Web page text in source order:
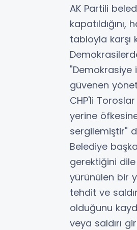
AK Partili
tabloyla karşı
"Demokrasiye
güvenen
CHP'li
yerine
sergilemiştir"
Belediye
gerektiğini
yürünülen bir
tehdit ve
olduğunu
veya saldırı